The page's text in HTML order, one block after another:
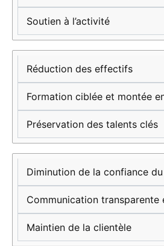
Soutien à l’activité
Réduction des effectifs
Formation ciblée et montée
Préservation des talents clés
Diminution de la confiance
Communication
Maintien de la clientèle